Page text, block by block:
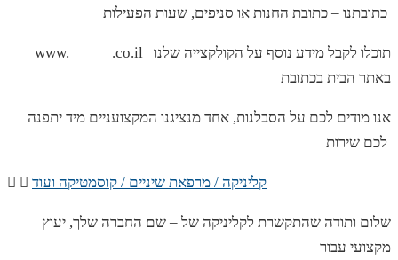
www. .co.il תוכלו לקבל מידע נוסף על הקולקצייה שלנו
באתר הבית בכתובת
אנו מודים לכם על הסבלנות, אחד מנציגנו המקצועניים מיד יתפנה
קליניקה / מרפאת שיניים / קוסמטיקה ועוד
שלום ותודה שהתקשרת לקליניקה של – שם החברה שלך, יעוץ
מקצועי עבור